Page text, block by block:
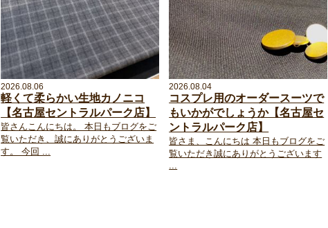
2026.08.06
軽くて柔らかい生地カノニコ
【名古屋セントラルパーク店】
皆さんこんにちは。 本日もブログをご
覧いただき、誠にありがとうございま
す。 今回 ...
2026.08.04
コスプレ用のオーダースーツで
もいかがでしょうか【名古屋セ
ントラルパーク店】
皆さま、こんにちは 本日もブログをご
覧いただき誠にありがとうございます
...